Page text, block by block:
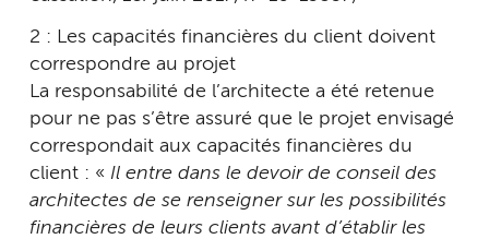
2 : Les capacités financières du client doivent
correspondre au projet
La responsabilité de l’architecte a été retenue
pour ne pas s’être assuré que le projet envisagé
correspondait aux capacités financières du
client : « Il entre dans le devoir de conseil des
architectes de se renseigner sur les possibilités
financières de leurs clients avant d’établir les